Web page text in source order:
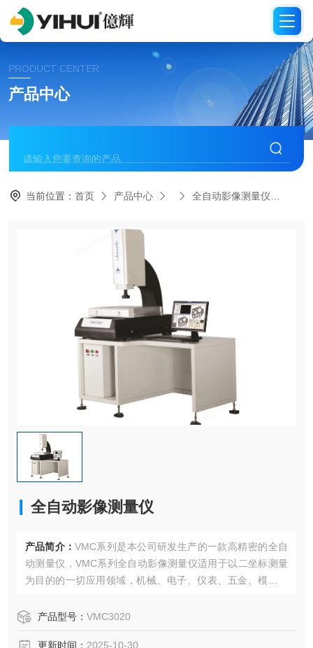
PRODUCT CENTER
产品中心
当前位置：首页 产品中心 全自动影像测量仪
全自动影像测量仪
产品简介： VMC系列是本公司研发生产的一款高精密的全自
动测量仪，VMC系列全自动影像测量仪适用于以二坐标测量
为目的的一切应用领域，机械、电子、仪表、五金、模具、
产品型号： VMC3020
更新时间： 2025-10-30